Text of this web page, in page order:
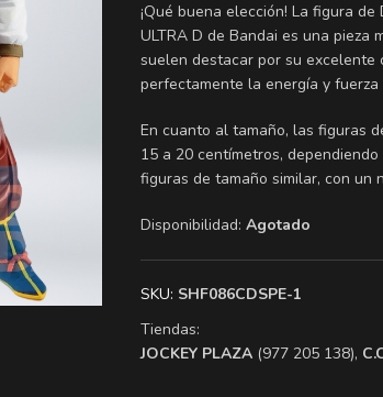
¡Qué buena elección! La figura de
ULTRA D de Bandai es una
suelen destacar por su excelente
perfectamente la energía y fuerza
En cuanto al tamaño, las figuras
15 a 20 centímetros,
figuras de tamaño similar, con un
Disponibilidad: Agotado
SKU: SHF086CDSPE-1
Tiendas:
​JOCKEY PLAZA (977 205 138),